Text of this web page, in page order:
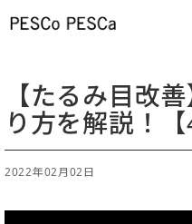
【たるみ目改
り方を解説！
2022年02月02日